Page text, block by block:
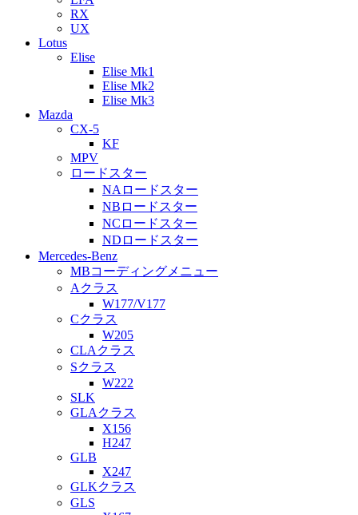
RX
UX
Lotus
Elise
Elise Mk1
Elise Mk2
Elise Mk3
Mazda
CX-5
KF
MPV
ロードスター
NAロードスター
NBロードスター
NCロードスター
NDロードスター
Mercedes-Benz
MBコーディングメニュー
Aクラス
W177/V177
Cクラス
W205
CLAクラス
Sクラス
W222
SLK
GLAクラス
X156
H247
GLB
X247
GLKクラス
GLS